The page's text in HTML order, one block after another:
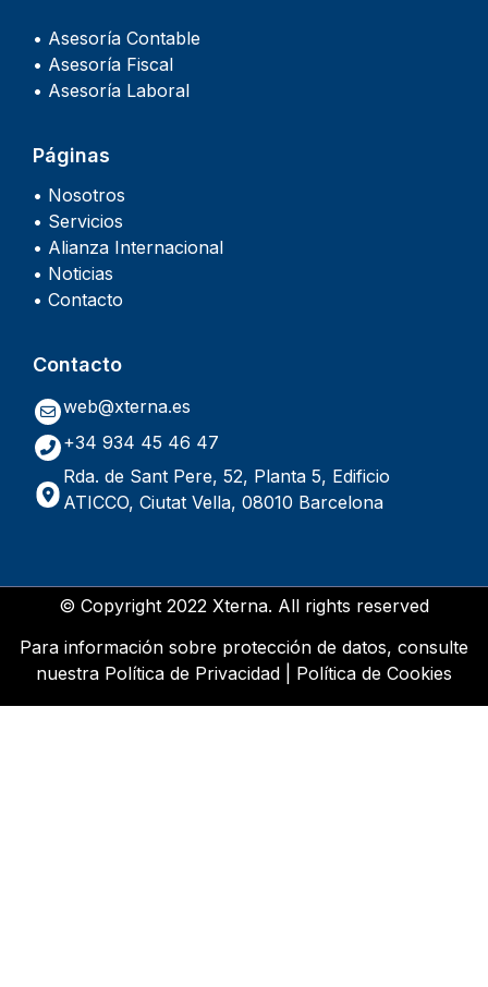
• Asesoría Contable
• Asesoría Fiscal
• Asesoría Laboral
Páginas
• Nosotros
• Servicios
• Alianza Internacional
• Noticias
• Contacto
Contacto
web@xterna.es
+34 934 45 46 47
Rda. de Sant Pere, 52, Planta 5, Edificio
ATICCO, Ciutat Vella, 08010 Barcelona
© Copyright 2022 Xterna. All rights reserved
Para información sobre protección de datos, consulte
nuestra Política de Privacidad Política de Cookies